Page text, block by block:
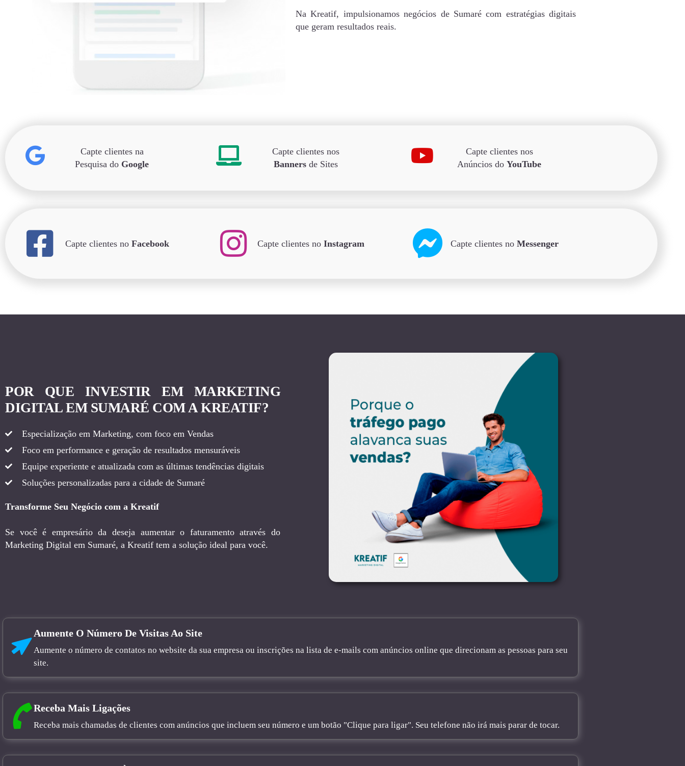
Na Kreatif, impulsionamos negócios de Sumaré com estratégias digitais
que geram resultados reais.
Capte clientes na
Pesquisa do Google
Capte clientes nos
Bannersde Sites
Capte clientes nos
Anúncios doYouTube
Capte clientes no Facebook Capte clientes no Instagram Capte clientes no Messenger
POR QUE INVESTIR EM MARKETING
DIGITAL EM SUMARÉ COM A KREATIF?
Especialização em Marketing, com foco em Vendas
Foco em performance e geração de resultados mensuráveis
Equipe experiente e atualizada com as últimas tendências digitais
Soluções personalizadas para a cidade de Sumaré
Transforme Seu Negócio com a Kreatif
Se você é empresário da deseja aumentar o faturamento através do
Marketing Digital em Sumaré, a Kreatif tem a solução ideal para você.
Aumente O Número De Visitas Ao Site
Aumente o número de contatos no website da sua empresa ou inscrições na lista de e-mails com anúncios online que direcionam as pessoas para seu
site.
Receba Mais Ligações
Receba mais chamadas de clientes com anúncios que incluem seu número e um botão "Clique para ligar". Seu telefone não irá mais parar de tocar.